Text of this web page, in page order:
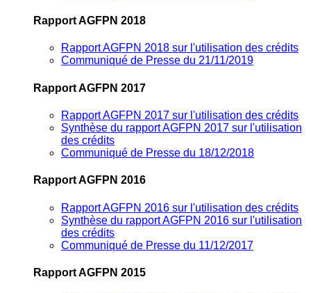
Rapport AGFPN 2018
Rapport AGFPN 2018 sur l'utilisation des crédits
Communiqué de Presse du 21/11/2019
Rapport AGFPN 2017
Rapport AGFPN 2017 sur l'utilisation des crédits
Synthèse du rapport AGFPN 2017 sur l'utilisation
des crédits
Communiqué de Presse du 18/12/2018
Rapport AGFPN 2016
Rapport AGFPN 2016 sur l'utilisation des crédits
Synthèse du rapport AGFPN 2016 sur l'utilisation
des crédits
Communiqué de Presse du 11/12/2017
Rapport AGFPN 2015